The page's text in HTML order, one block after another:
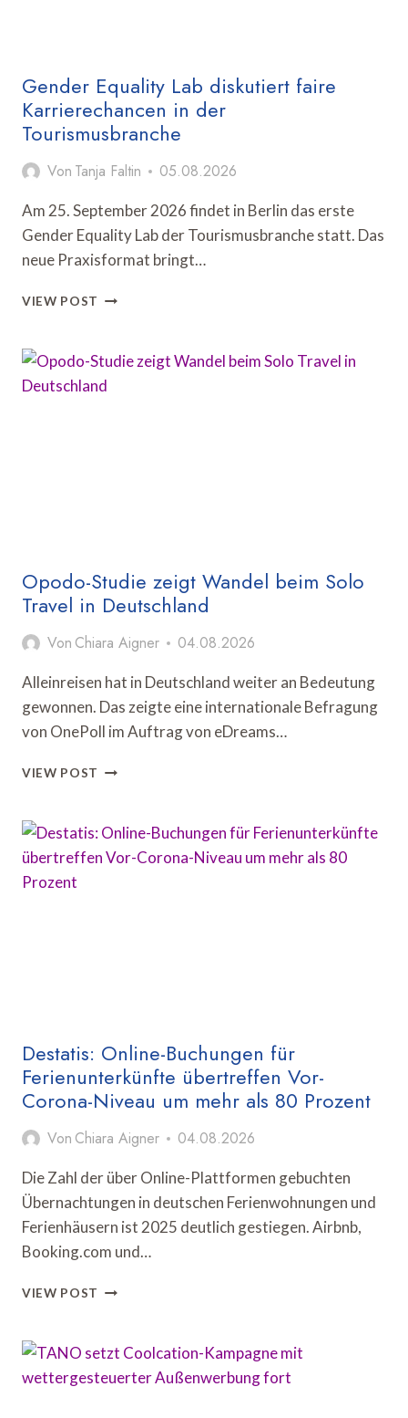
Gender Equality Lab diskutiert faire
Karrierechancen in der
Tourismusbranche
Von Tanja Faltin 05.08.2026
Am 25. September 2026 findet in Berlin das erste
Gender Equality Lab der Tourismusbranche statt. Das
neue Praxisformat bringt…
VIEW POST GENDER
DISKUTIERT
KARRIERECHANCEN
Opodo-Studie zeigt Wandel beim Solo
Travel in Deutschland
Von Chiara Aigner 04.08.2026
Alleinreisen hat in Deutschland weiter an Bedeutung
gewonnen. Das zeigte eine internationale Befragung
von OnePoll im Auftrag von eDreams…
VIEW POST OPODO-
WANDEL
SOLO
Destatis: Online-Buchungen für
Ferienunterkünfte übertreffen Vor-
Corona-Niveau um mehr als 80 Prozent
Von Chiara Aigner 04.08.2026
Die Zahl der über Online-Plattformen gebuchten
Übernachtungen in deutschen Ferienwohnungen und
Ferienhäusern ist 2025 deutlich gestiegen. Airbnb,
Booking.com und…
VIEW POST DESTATIS:
FÜR
FERIENUNTERKÜNFTE
ÜBERTREFFEN